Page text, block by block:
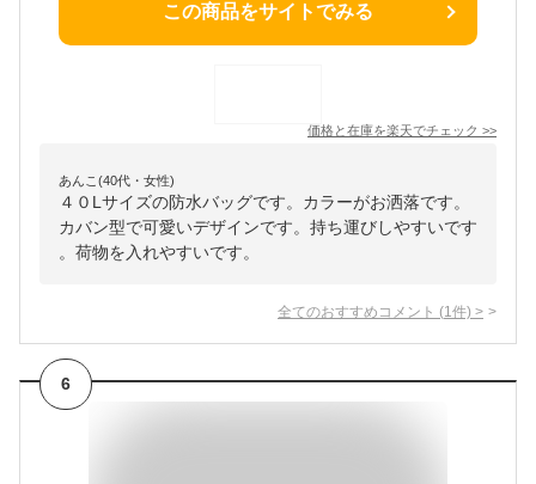
この商品をサイトでみる
価格と在庫を楽天でチェック >>
あんこ(40代・女性)
４０Lサイズの防水バッグです。カラーがお洒落です。
カバン型で可愛いデザインです。持ち運びしやすいです
。荷物を入れやすいです。
全てのおすすめコメント (1 件) >
6